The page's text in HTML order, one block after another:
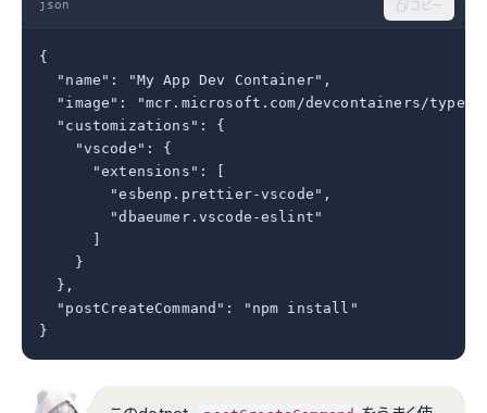
json コピー
{
  "name": "My App Dev Container",
"image": "mcr.microsoft.com/devcontainers/
  "customizations": {
    "vscode": {
      "extensions": [
        "esbenp.prettier-vscode",
        "dbaeumer.vscode-eslint"
      ]
    }
  },
  "postCreateCommand": "npm install"
}